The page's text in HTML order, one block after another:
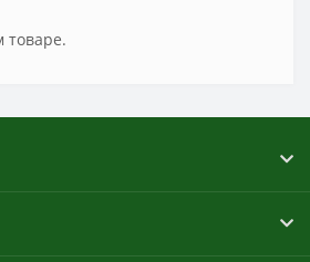
товаре.